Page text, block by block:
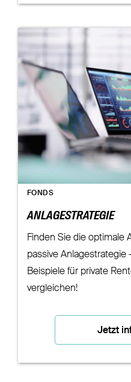
FONDS
ANLAGESTRATEGIE
Finden Sie die optimale
passive Anlagestrategie
Beispiele für private
vergleichen!
Jetzt